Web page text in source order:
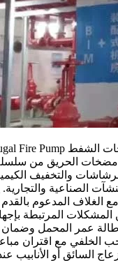
والتخفيف
الصناعية والتجارية.
الغلاف المدعوم
المشكلات المرتبطة
لإطالة عمر المحمل
الخلفي مع اقتران
السائق أو الأنابيب